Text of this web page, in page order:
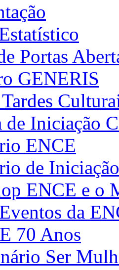
Portas
GENERIS
de Iniciação
ENCE
de
ENCE e o
da
70 Anos
Ser